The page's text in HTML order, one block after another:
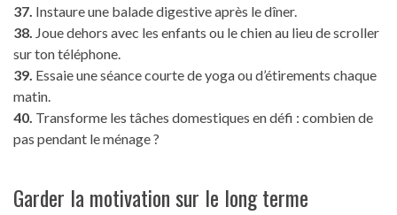
37. Instaure une balade digestive après le dîner.
38. Joue dehors avec les enfants ou le chien au lieu de scroller
sur ton téléphone.
39. Essaie une séance courte de yoga ou d’étirements chaque
matin.
40. Transforme les tâches domestiques en défi : combien de
pas pendant le ménage ?
Garder la motivation sur le long terme